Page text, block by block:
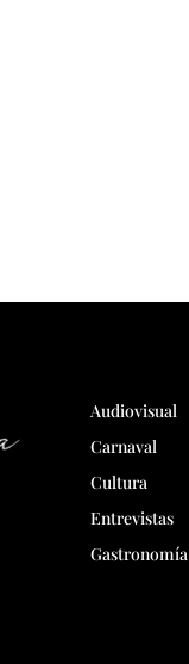
Audiovisual
Carnaval
Cultura
Entrevistas
Gastronomía